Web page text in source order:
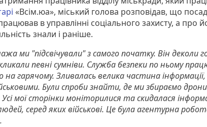
«Всім.юа», міський голова розповідав, що
в управлінні соціального захисту, а про
знали і раніше.
ми "підсвічували" з самого початку. Він деколи
певні сумніви. Служба безпеки по ньому
на гарячому. Зливалась велика частина
Були спроби знайти, де ми збираємо
мої сторінки моніторилися та скидалася
серед яких військові. Це була агентурна